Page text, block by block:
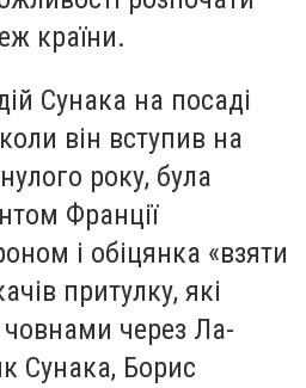
країни.
Сунака на посаді
він вступив на
року, була
Франції
і обіцянка «взяти
притулку, які
через Ла-
Сунака, Борис